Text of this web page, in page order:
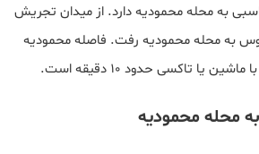
به محله محمودیه دارد. از میدان تجریش
به محله محمودیه رفت. فاصله محمودیه
یا تاکسی حدود ۱۰ دقیقه است.
محله محمودیه